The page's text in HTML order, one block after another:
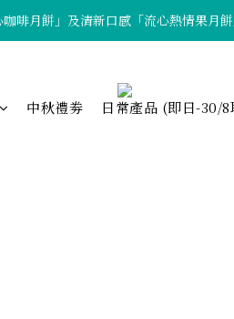
「中秋早鳥優惠」現正進行中！
啡月餅」及清新口感「流心熱情果月
中秋禮劵 日常產品 (即日-30/8